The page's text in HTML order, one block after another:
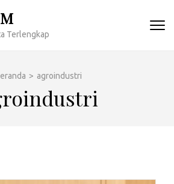
Terlengkap
> agroindustri